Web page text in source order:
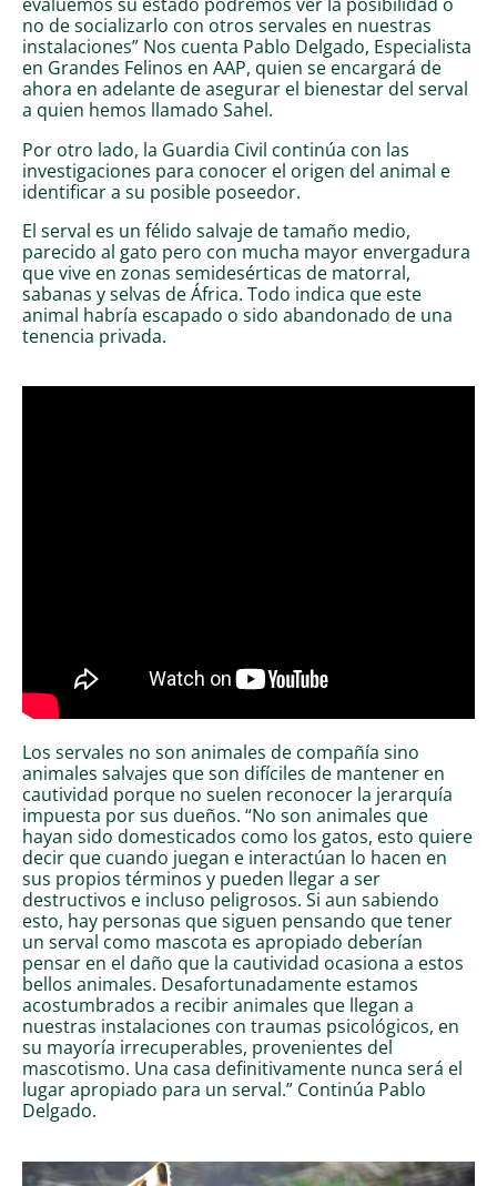
no de socializarlo con otros servales en nuestras
instalaciones” Nos cuenta Pablo Delgado, Especialista
en Grandes Felinos en AAP, quien se encargará de
ahora en adelante de asegurar el bienestar del serval
a quien hemos llamado Sahel.
Por otro lado, la Guardia Civil continúa con las
investigaciones para conocer el origen del animal e
identificar a su posible poseedor.
El serval es un félido salvaje de tamaño medio,
parecido al gato pero con mucha mayor envergadura
que vive en zonas semidesérticas de matorral,
sabanas y selvas de África. Todo indica que este
animal habría escapado o sido abandonado de una
tenencia privada.
Los servales no son animales de compañía sino
animales salvajes que son difíciles de mantener en
cautividad porque no suelen reconocer la jerarquía
impuesta por sus dueños. “No son animales que
hayan sido domesticados como los gatos, esto quiere
decir que cuando juegan e interactúan lo hacen en
sus propios términos y pueden llegar a ser
destructivos e incluso peligrosos. Si aun sabiendo
esto, hay personas que siguen pensando que tener
un serval como mascota es apropiado deberían
pensar en el daño que la cautividad ocasiona a estos
bellos animales. Desafortunadamente estamos
acostumbrados a recibir animales que llegan a
nuestras instalaciones con traumas psicológicos, en
su mayoría irrecuperables, provenientes del
mascotismo. Una casa definitivamente nunca será el
lugar apropiado para un serval.” Continúa Pablo
Delgado.